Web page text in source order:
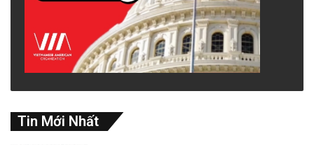
Tin Mới Nhất